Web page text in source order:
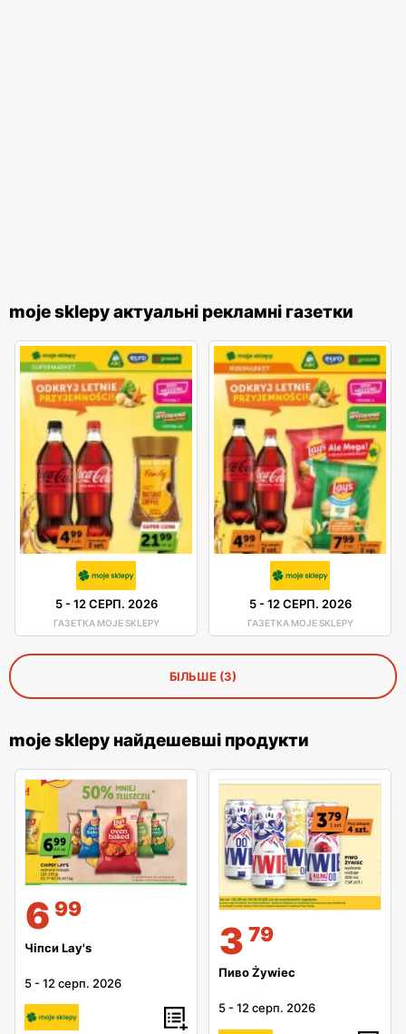
moje sklepy актуальні рекламні газетки
5-12 СЕРП. 2026
ГАЗЕТКА MOJE SKLEPY
5-12 СЕРП. 2026
ГАЗЕТКА MOJE SKLEPY
БІЛЬШЕ (3)
moje sklepy найдешевші продукти
6 99
Чіпси Lay's
5 -12 серп. 2026
3 79
Пиво Żywiec
5 -12 серп. 2026